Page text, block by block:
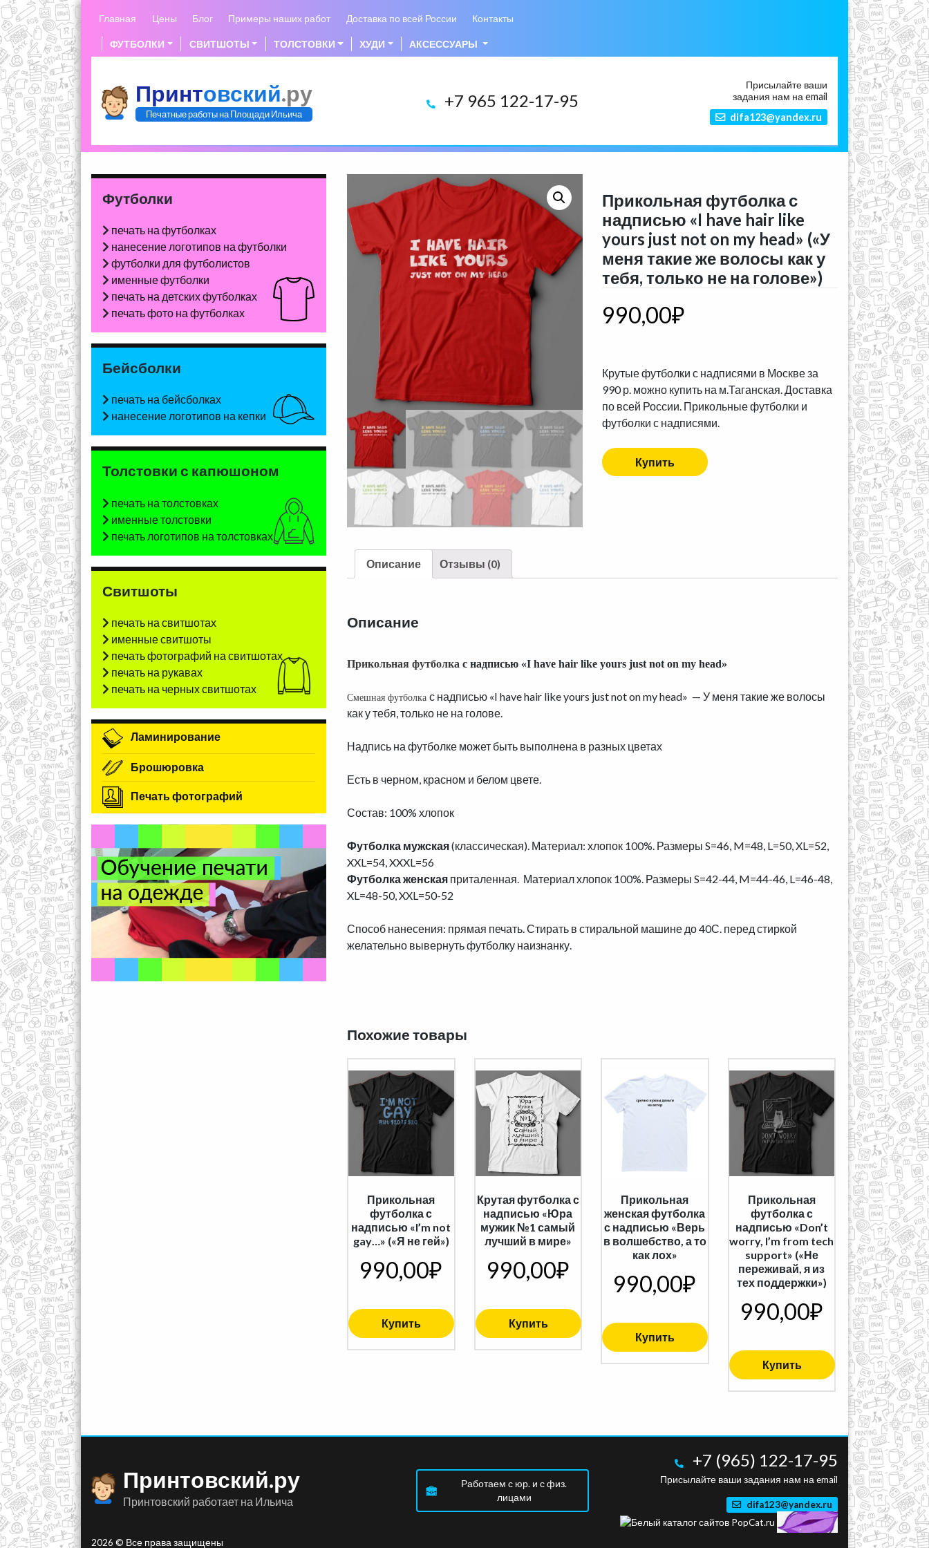
content
Главная Цены Блог Примеры наших работ Доставка по всей России Контакты
ФУТБОЛКИ СВИТШОТЫ ТОЛСТОВКИ ХУДИ АКСЕССУАРЫ
Принтовский.ру
Печатные работы на Площади Ильича
+7 965 122-17-95
Присылайте ваши
задания нам на email
difa123@yandex.ru
Футболки
печать на футболках
нанесение логотипов на футболки
футболки для футболистов
именные футболки
печать на детских футболках
печать фото на футболках
Бейсболки
печать на бейсболках
нанесение логотипов на кепки
Толстовки с капюшоном
печать на толстовках
именные толстовки
печать логотипов на толстовках
Свитшоты
печать на свитшотах
именные свитшоты
печать фотографий на свитшотах
печать на рукавах
печать на черных свитшотах
Ламинирование
Брошюровка
Печать фотографий
Прикольная футболка с
надписью «I have hair like
yours just not on my head» («У
меня такие же волосы как у
тебя, только не на голове»)
990,00₽
Крутые футболки с надписями в Москве за
990 р. можно купить на м.Таганская. Доставка
по всей России. Прикольные футболки и
футболки с надписями.
Купить
Описание Отзывы (0)
Описание
Прикольная футболка с надписью «I have hair like yours just not on my head»
Смешная футболка с надписью «I have hair like yours just not on my head» — У меня такие же волосы
как у тебя, только не на голове.
Надпись на футболке может быть выполнена в разных цветах
Есть в черном, красном и белом цвете.
Состав: 100% хлопок
Футболка мужская(классическая). Материал: хлопок 100%. Размеры S=46, M=48, L=50, XL=52,
XXL=54, XXXL=56
Футболка женская приталенная. Материал хлопок 100%. Размеры S=42-44, M=44-46, L=46-48,
XL=48-50, XXL=50-52
Способ нанесения: прямая печать. Стирать в стиральной машине до 40С. перед стиркой
желательно вывернуть футболку наизнанку.
Похожие товары
Прикольная
футболка с
надписью «I’m not
gay…» («Я не гей»)
990,00₽
Купить
Крутая футболка с
надписью «Юра
мужик №1 самый
лучший в мире»
990,00₽
Купить
Прикольная
женская футболка
с надписью «Верь
в волшебство, а то
как лох»
990,00₽
Купить
Прикольная
футболка с
надписью «Don’t
worry, I’m from tech
support» («Не
переживай, я из
тех поддержки»)
990,00₽
Купить
Принтовский.ру
Принтовский работает на Ильича
Работаем с юр. и с физ.
лицами
+7 (965) 122-17-95
Присылайте ваши задания нам на email
difa123@yandex.ru
2026 © Все права защищены